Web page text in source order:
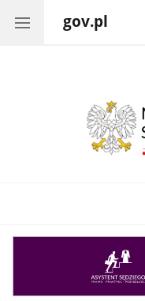
gov.pl